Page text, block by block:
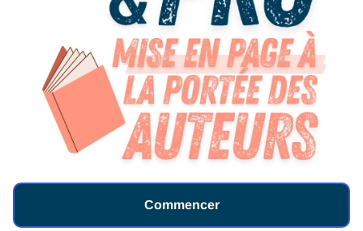
Commencer